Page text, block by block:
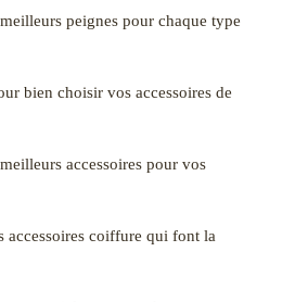
peignes pour chaque type
bien choisir vos accessoires de
accessoires pour vos
accessoires coiffure qui font la